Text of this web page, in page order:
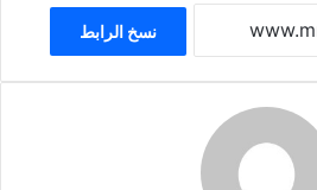
نسخ الرابط